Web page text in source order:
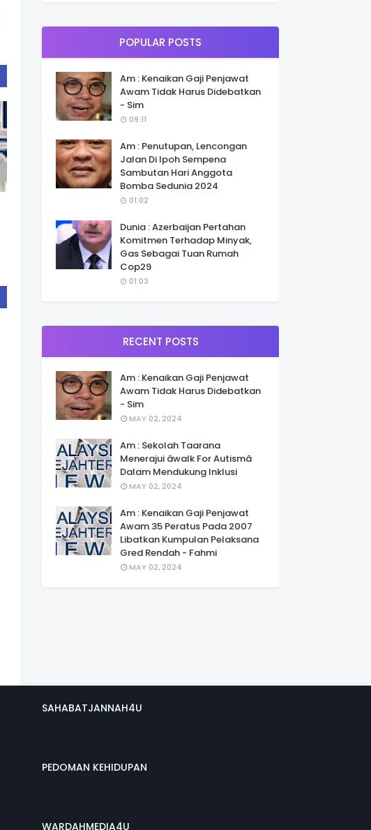
POPULAR POSTS
Am : Kenaikan Gaji Penjawat
Awam Tidak Harus Didebatkan
- Sim
09:11
Am : Penutupan, Lencongan
Jalan Di Ipoh Sempena
Sambutan Hari Anggota
Bomba Sedunia 2024
01:02
Dunia : Azerbaijan Pertahan
Komitmen Terhadap Minyak,
Gas Sebagai Tuan Rumah
Cop29
01:03
RECENT POSTS
Am : Kenaikan Gaji Penjawat
Awam Tidak Harus Didebatkan
- Sim
MAY 02, 2024
Am : Sekolah Taarana
Menerajui âwalk For Autismâ
Dalam Mendukung Inklusi
MAY 02, 2024
Am : Kenaikan Gaji Penjawat
Awam 35 Peratus Pada 2007
Libatkan Kumpulan Pelaksana
Gred Rendah - Fahmi
MAY 02, 2024
SAHABATJANNAH4U
PEDOMAN KEHIDUPAN
WARDAHMEDIA4U